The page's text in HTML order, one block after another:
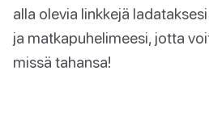
alla olevia linkkejä
ja matkapuhelimeesi, jotta
missä tahansa!